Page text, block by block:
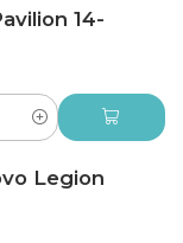
14-
Legion